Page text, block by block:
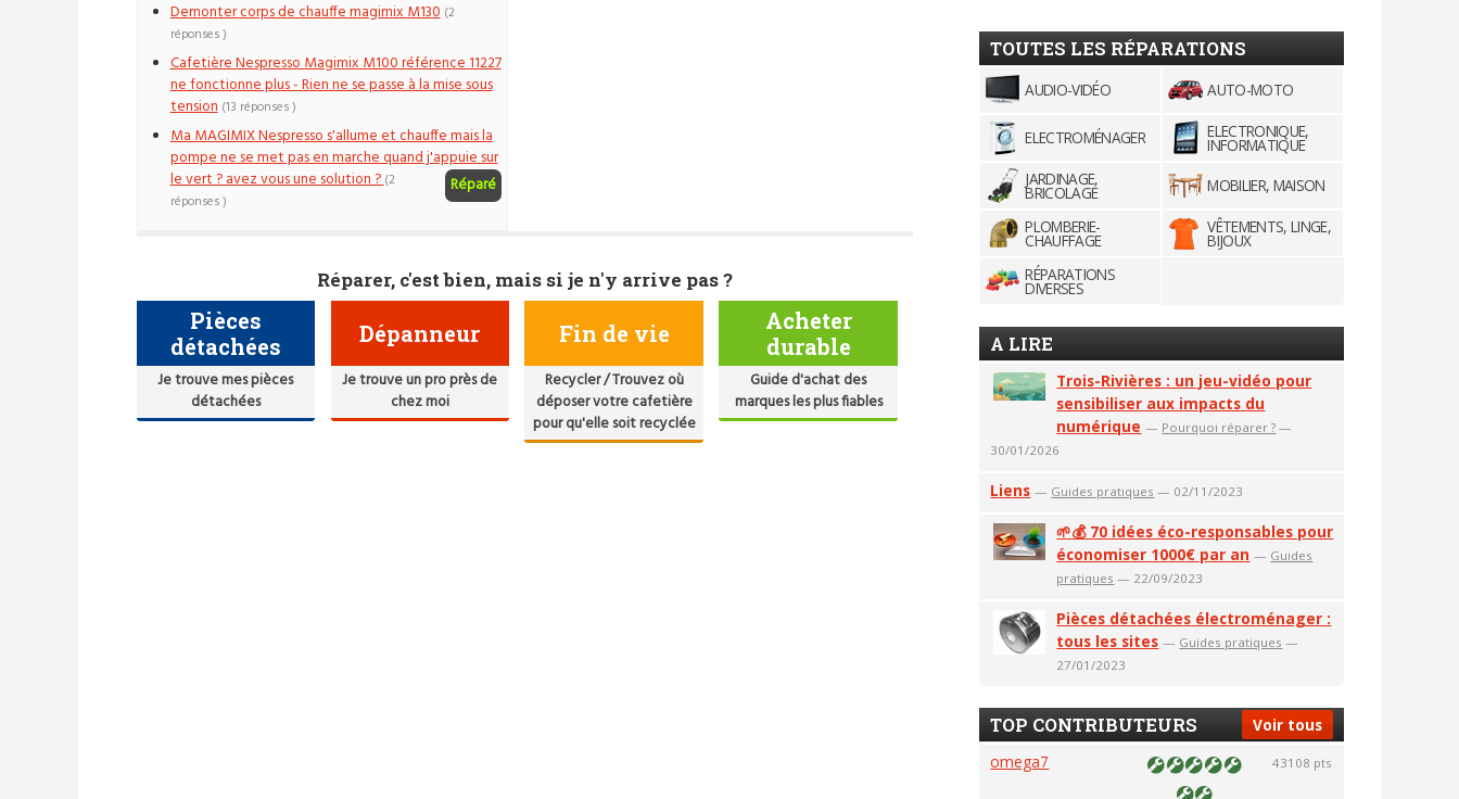
Demonter corps de chauffe magimix M130 (2
réponses )
Cafetière Nespresso Magimix M100 référence 11227
ne fonctionne plus - Rien ne se passe à la mise sous
tension (13 réponses )
Ma MAGIMIX Nespresso s'allume et chauffe mais la
pompe ne se met pas en marche quand j'appuie sur
le vert ? avez vous une solution ?
Réparé
(2
réponses )
Réparer, c'est bien, mais si je n'y arrive pas ?
Pièces
détachées
Je trouve mes pièces
détachées
Dépanneur
Je trouve un pro près de
chez moi
Fin de vie
Recycler / Trouvez où
déposer votre cafetière
pour qu'elle soit recyclée
Acheter
durable
Guide d'achat des
marques les plus fiables
TOUTES LES RÉPARATIONS
AUDIO-VIDÉO AUTO-MOTO
ELECTROMÉNAGER ELECTRONIQUE,
INFORMATIQUE
JARDINAGE,
BRICOLAGE
MOBILIER, MAISON
PLOMBERIE-
CHAUFFAGE
VÊTEMENTS, LINGE,
BIJOUX
RÉPARATIONS
DIVERSES
A LIRE
Trois-Rivières : un jeu-vidéo pour
sensibiliser aux impacts du
numérique — Pourquoi réparer ? —
30/01/2026
Liens — Guides pratiques — 02/11/2023
🌱💰 70 idées éco-responsables pour
économiser 1000€ par an — Guides
pratiques — 22/09/2023
Pièces détachées électroménager :
tous les sites — Guides pratiques —
27/01/2023
Voir tous
TOP CONTRIBUTEURS
omega7 43108 pts